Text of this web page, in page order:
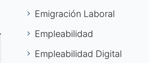
Emigración Laboral
Empleabilidad
Empleabilidad Digital